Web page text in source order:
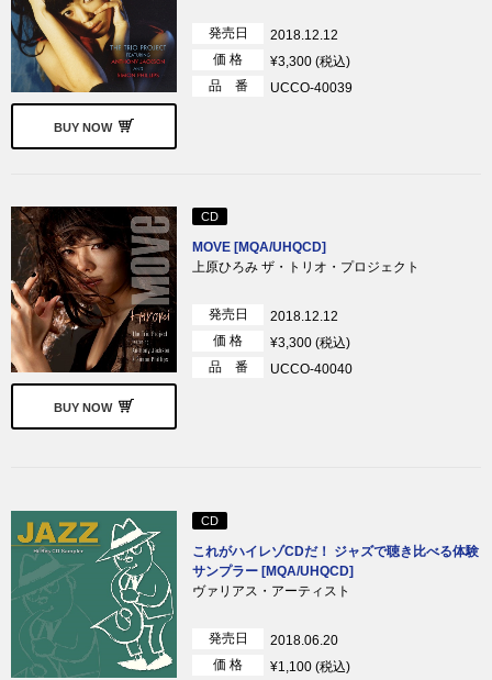
BUY NOW
発売日
2018.12.12
価 格
¥3,300 (税込)
品 番
UCCO-40039
BUY NOW
CD
MOVE [MQA/UHQCD]
上原ひろみ ザ・トリオ・プロジェクト
発売日
2018.12.12
価 格
¥3,300 (税込)
品 番
UCCO-40040
CD
これがハイレゾCDだ！ ジャズで聴き比べる体験
サンプラー [MQA/UHQCD]
ヴァリアス・アーティスト
発売日
2018.06.20
価 格
¥1,100 (税込)